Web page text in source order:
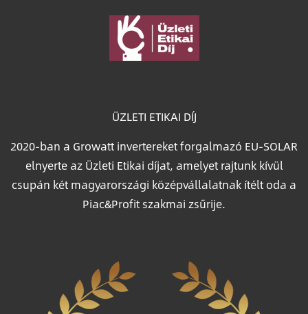
ÜZLETI ETIKAI DÍJ
2020-ban a Growatt invertereket forgalmazó EU-SOLAR
elnyerte az Üzleti Etikai díjat, amelyet rajtunk kívül
csupán két magyarországi középvállalatnak ítélt oda a
Piac&Profit szakmai zsűrije.